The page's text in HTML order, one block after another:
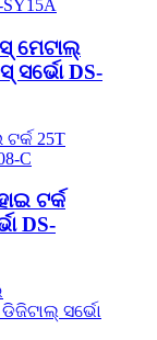
ମେଟାଲ୍
DS-
ଟର୍କ
DS-